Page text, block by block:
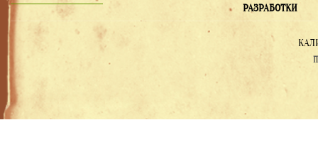
РАЗРАБОТКИ